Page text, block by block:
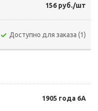
156 руб./шт
Доступно для заказа (1)
1905 года 6А